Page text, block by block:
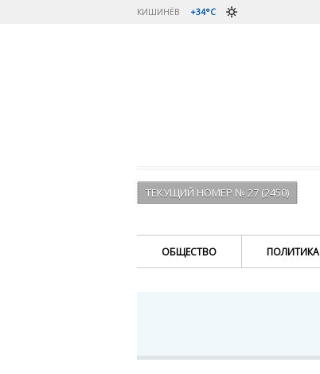
КИШИНЁВ +34°C
ТЕКУЩИЙ НОМЕР № 27 (2450)
ОБЩЕСТВО ПОЛИТИКА